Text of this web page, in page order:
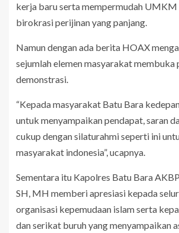
kerja baru serta mempermudah
birokrasi perijinan yang panjang.
Namun dengan ada berita HOAX
sejumlah elemen masyarakat membuka
demonstrasi.
“Kepada masyarakat Batu Bara
untuk menyampaikan pendapat, saran
cukup dengan silaturahmi seperti ini
masyarakat indonesia”, ucapnya.
Sementara itu Kapolres Batu Bara
SH, MH memberi apresiasi kepada
organisasi kepemudaan islam serta
dan serikat buruh yang menyampaikan